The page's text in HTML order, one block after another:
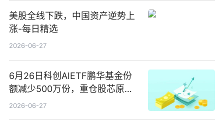
美股全线下跌，中国资产逆势上
涨-每日精选
2026-06-27
6月26日科创AIETF鹏华基金份
额减少500万份，重仓股芯原股
份、寒武纪、澜起科技 观速讯
2026-06-27